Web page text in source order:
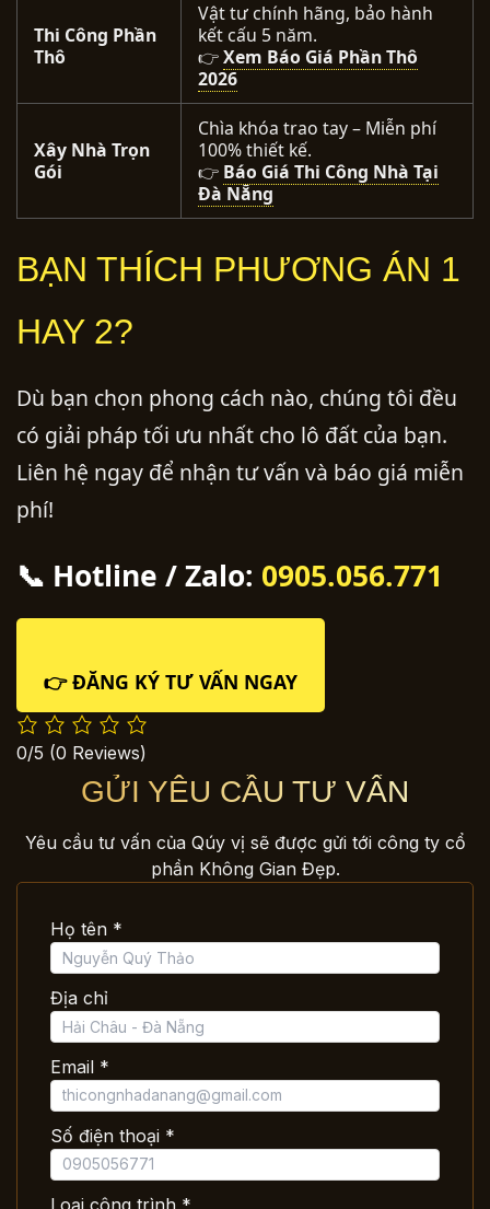
Thi Công Phần
Thô
Vật tư chính hãng, bảo hành
kết cấu 5 năm.
👉Xem Báo Giá Phần Thô
2026
Xây Nhà Trọn
Gói
Chìa khóa trao tay – Miễn phí
100% thiết kế.
👉 Báo Giá Thi Công Nhà Tại
Đà Nẵng
BẠN THÍCH PHƯƠNG ÁN 1
HAY 2?
Dù bạn chọn phong cách nào, chúng tôi đều
có giải pháp tối ưu nhất cho lô đất của bạn.
Liên hệ ngay để nhận tư vấn và báo giá miễn
phí!
📞 Hotline / Zalo: 0905.056.771
👉 ĐĂNG KÝ TƯ VẤN NGAY
0/5 (0 Reviews)
GỬI YÊU CẦU TƯ VẤN
Yêu cầu tư vấn của Qúy vị sẽ được gửi tới công ty cổ
phần Không Gian Đẹp.
Họ tên *
Địa chỉ
Email *
Số điện thoại *
Loại công trình *